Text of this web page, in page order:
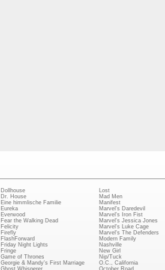
Dollhouse
Dr. House
Eine himmlische Familie
Eureka
Everwood
Fear the Walking Dead
Felicity
Firefly
FlashForward
Friday Night Lights
Fringe
Game of Thrones
Georgie & Mandy's First Marriage
Ghost Whisperer
Lost
Mad Men
Manifest
Marvel's Daredevil
Marvel's Iron Fist
Marvel's Jessica Jones
Marvel's Luke Cage
Marvel's The Defenders
Modern Family
Nashville
New Girl
Nip/Tuck
O.C., California
October Road